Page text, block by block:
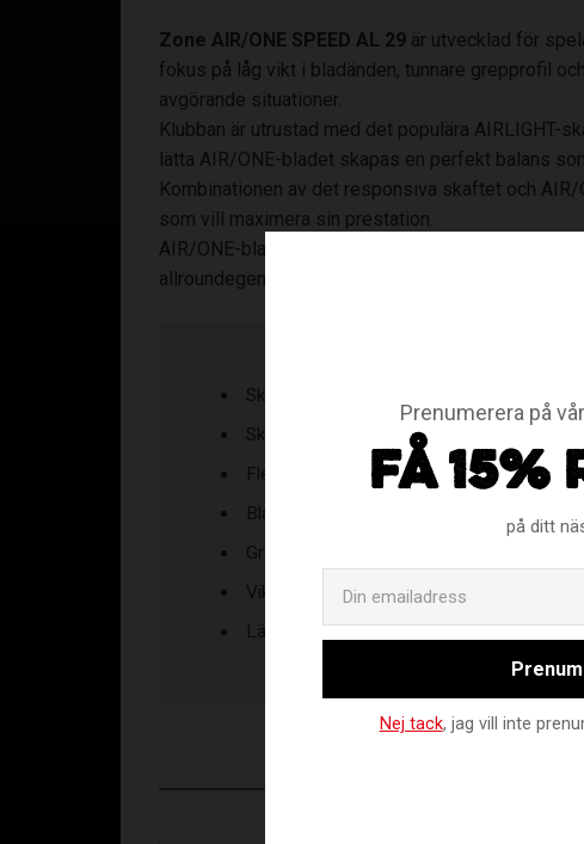
Zone AIR/ONE SPEED AL 29 är utvecklad för
fokus på låg vikt i bladänden, tunnare grepprofil
avgörande situationer.
Klubban är utrustad med det populära
lätta AIR/ONE-bladet skapas en perfekt balans
Kombinationen av det responsiva skaftet och
som vill maximera sin prestation.
AIR/ONE-bladet i PP-plast erbjuder låg vikt, bra
allroundegenskaper passar både passningsspel,
Skaft: AIRLIGHT 100 % Carbon Fiber
Skaftprofil: Rund
Flex: 29 mm
Blad: AIR/ONE PP
Grepp: Zone Original Grip
Vikt: 295 gram (96 cm)
Längder: 96 cm / 100 cm
Prenumerera på
FÅ 15%
på ditt
Nej tack, jag vill inte